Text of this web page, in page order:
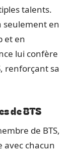
talents.
seulement en
et en
lui confère
renforçant sa
de BTS
de BTS,
avec chacun